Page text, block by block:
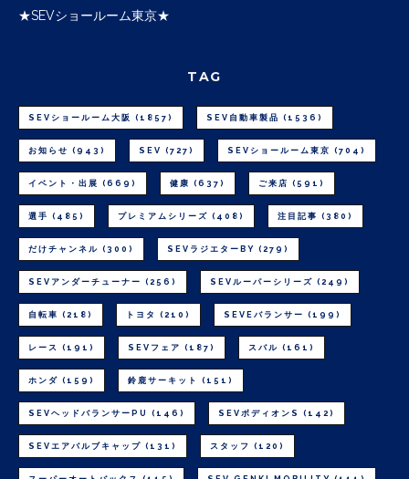
★SEVショールーム東京★
TAG
SEVショールーム大阪 (1857) SEV自動車製品 (1536)
お知らせ (943) SEV (727) SEVショールーム東京 (704)
イベント・出展 (669) 健康 (637) ご来店 (591)
選手 (485) プレミアムシリーズ (408) 注目記事 (380)
だけチャンネル (300) SEVラジエターBY (279)
SEVアンダーチューナー (256) SEVルーパーシリーズ (249)
自転車 (218) トヨタ (210) SEVEバランサー (199)
レース (191) SEVフェア (187) スバル (161)
ホンダ (159) 鈴鹿サーキット (151)
SEVヘッドバランサーPU (146) SEVボディオンS (142)
SEVエアバルブキャップ (131) スタッフ (120)